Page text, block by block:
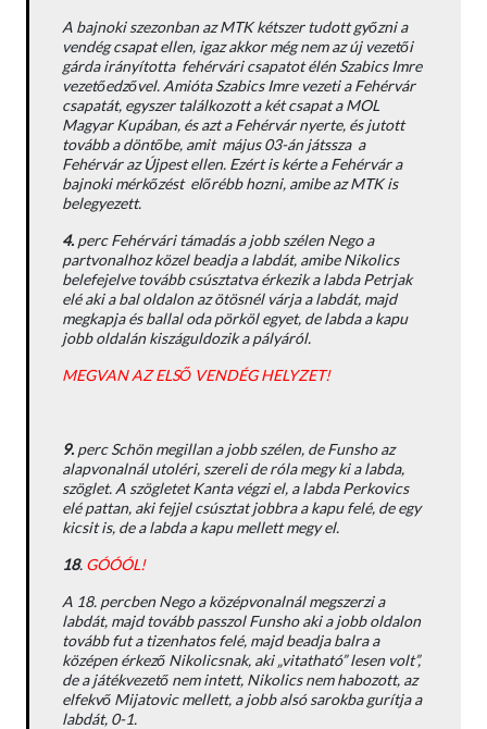
A bajnoki szezonban az MTK kétszer tudott győzni a
vendég csapat ellen, igaz akkor még nem az új vezetői
gárda irányította fehérvári csapatot élén Szabics Imre
vezetőedzővel. Amióta Szabics Imre vezeti a Fehérvár
csapatát, egyszer találkozott a két csapat a MOL
Magyar Kupában, és azt a Fehérvár nyerte, és jutott
tovább a döntőbe, amit május 03-án játssza a
Fehérvár az Újpest ellen. Ezért is kérte a Fehérvár a
bajnoki mérkőzést előrébb hozni, amibe az MTK is
belegyezett.
4.perc Fehérvári támadás a jobb szélen Nego a
partvonalhoz közel beadja a labdát, amibe Nikolics
belefejelve tovább csúsztatva érkezik a labda Petrjak
elé aki a bal oldalon az ötösnél várja a labdát, majd
megkapja és ballal oda pörköl egyet, de labda a kapu
jobb oldalán kiszáguldozik a pályáról.
MEGVAN AZ ELSŐ VENDÉG HELYZET!
9.perc Schön megillan a jobb szélen, de Funsho az
alapvonalnál utoléri, szereli de róla megy ki a labda,
szöglet. A szögletet Kanta végzi el, a labda Perkovics
elé pattan, aki fejjel csúsztat jobbra a kapu felé, de egy
kicsit is, de a labda a kapu mellett megy el.
18. GÓÓÓL!
A 18. percben Nego a középvonalnál megszerzi a
labdát, majd tovább passzol Funsho aki a jobb oldalon
tovább fut a tizenhatos felé, majd beadja balra a
középen érkező Nikolicsnak, aki „vitatható” lesen volt”,
de a játékvezető nem intett, Nikolics nem habozott, az
elfekvő Mijatovic mellett, a jobb alsó sarokba gurítja a
labdát, 0-1.